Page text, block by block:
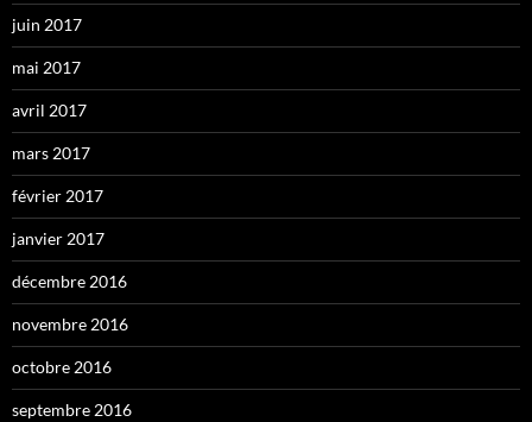
juin 2017
mai 2017
avril 2017
mars 2017
février 2017
janvier 2017
décembre 2016
novembre 2016
octobre 2016
septembre 2016